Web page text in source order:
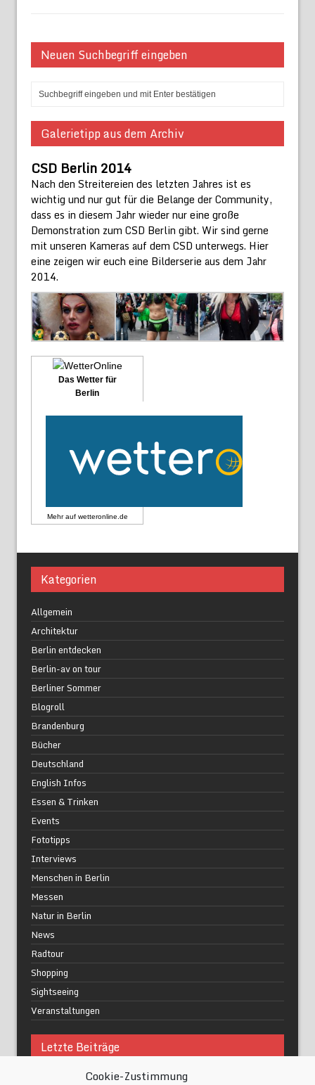
Cookie-Zustimmung
Neuen Suchbegriff eingeben
Galerietipp aus dem Archiv
CSD Berlin 2014
Nach den Streitereien des letzten Jahres ist es
wichtig und nur gut für die Belange der Community,
dass es in diesem Jahr wieder nur eine große
Demonstration zum CSD Berlin gibt. Wir sind gerne
mit unseren Kameras auf dem CSD unterwegs. Hier
eine zeigen wir euch eine Bilderserie aus dem Jahr
2014.
Das Wetter für
Berlin
Mehr auf wetteronline.de
Kategorien
Allgemein
Architektur
Berlin entdecken
Berlin-av on tour
Berliner Sommer
Blogroll
Brandenburg
Bücher
Deutschland
English Infos
Essen & Trinken
Events
Fototipps
Interviews
Menschen in Berlin
Messen
Natur in Berlin
News
Radtour
Shopping
Sightseeing
Veranstaltungen
Letzte Beiträge
Was macht urbane Lebensqualität wirklich aus?